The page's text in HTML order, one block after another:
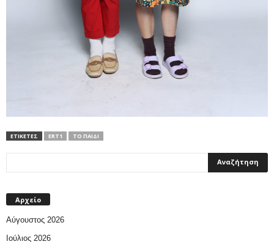
ΕΤΙΚΕΤΕΣ ERT1 ΤΟ ΠΑΙΔΊ
Αρχείο
Αύγουστος 2026
Ιούλιος 2026